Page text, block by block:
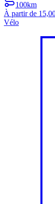
100km
À partir de
Vélo